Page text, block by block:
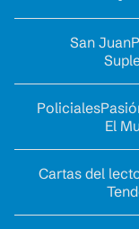
San Juan
Policiales
El
Cartas del